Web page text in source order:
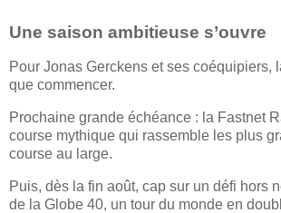
Une saison ambitieuse s’ouvre
Pour Jonas Gerckens et ses coéquipiers,
que commencer.
Prochaine grande échéance : la Fastnet
course mythique qui rassemble les plus
course au large.
Puis, dès la fin août, cap sur un défi hors
de la Globe 40, un tour du monde en